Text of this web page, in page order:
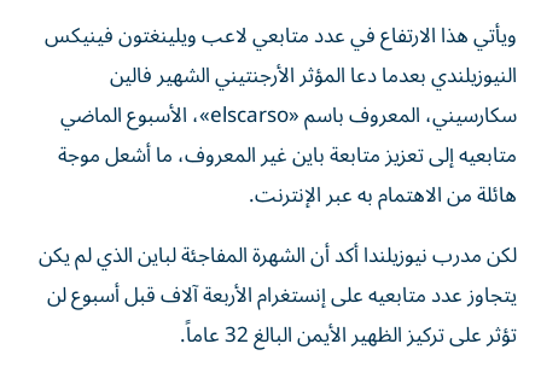
ويأتي هذا الارتفاع في عدد متابعي لاعب ويلينغتون فينيكس
النيوزيلندي بعدما دعا المؤثر الأرجنتيني الشهير فالين
سكارسيني، المعروف باسم «elscarso»، الأسبوع الماضي
متابعيه إلى تعزيز متابعة باين غير المعروف، ما أشعل موجة
هائلة من الاهتمام به عبر الإنترنت.
لكن مدرب نيوزيلندا أكد أن الشهرة المفاجئة لباين الذي لم يكن
يتجاوز عدد متابعيه على إنستغرام الأربعة آلاف قبل أسبوع لن
تؤثر على تركيز الظهير الأيمن البالغ 32 عاماً.